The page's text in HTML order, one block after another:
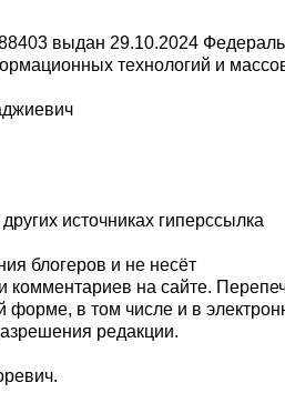
выдан 29.10.2024
технологий и
источниках гиперссылка
блогеров и не несёт
комментариев на сайте.
форме, в том числе и в
редакции.